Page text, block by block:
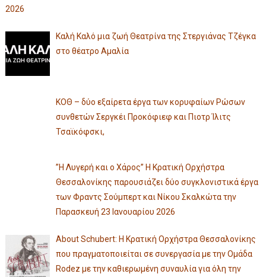
2026
Καλή Καλό μια ζωή Θεατρίνα της Στεργιάνας Τζέγκα
στο θέατρο Αμαλία
ΚΟΘ – δύο εξαίρετα έργα των κορυφαίων Ρώσων
συνθετών Σεργκέι Προκόφιεφ και Πιοτρ Ίλιτς
Τσαϊκόφσκι,
”Η Λυγερή και ο Χάρος” Η Κρατική Ορχήστρα
Θεσσαλονίκης παρουσιάζει δύο συγκλονιστικά έργα
των Φραντς Σούμπερτ και Νίκου Σκαλκώτα την
Παρασκευή 23 Ιανουαρίου 2026
About Schubert: Η Κρατική Ορχήστρα Θεσσαλονίκης
που πραγματοποιείται σε συνεργασία με την Ομάδα
Rodez με την καθιερωμένη συναυλία για όλη την